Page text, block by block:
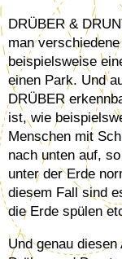
DRÜBER &
man
beispielsweise
einen Park. Und
DRÜBER
ist, wie
Menschen mit
nach unten auf,
unter der Erde
diesem Fall sind
die Erde spülen
Und genau